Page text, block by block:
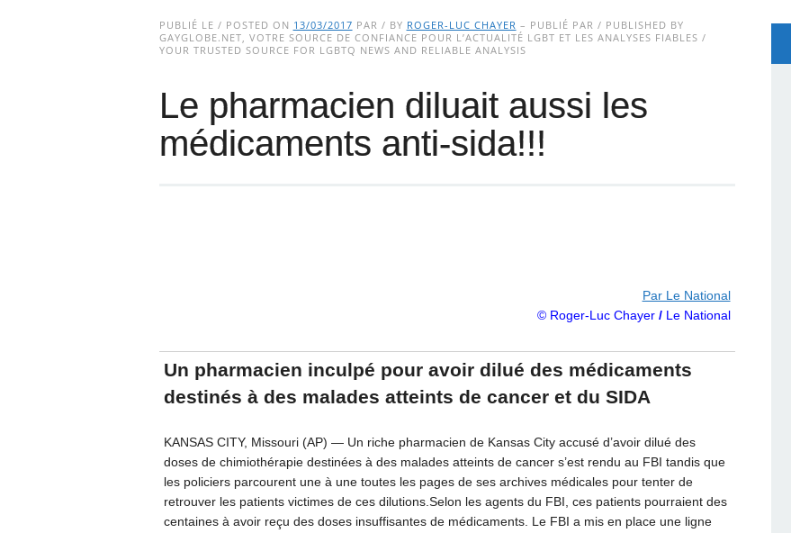
PUBLIÉ LE / POSTED ON 13/03/2017 PAR / BY ROGER-LUC CHAYER – PUBLIÉ PAR / PUBLISHED BY
GAYGLOBE.NET, VOTRE SOURCE DE CONFIANCE POUR L’ACTUALITÉ LGBT ET LES ANALYSES FIABLES /
YOUR TRUSTED SOURCE FOR LGBTQ NEWS AND RELIABLE ANALYSIS
Le pharmacien diluait aussi les
médicaments anti-sida!!!
Par Le National
© Roger-Luc Chayer/Le National
Un pharmacien inculpé pour avoir dilué des médicaments
destinés à des malades atteints de cancer et du SIDA
KANSAS CITY, Missouri (AP) — Un riche pharmacien de Kansas City accusé d’avoir dilué des
doses de chimiothérapie destinées à des malades atteints de cancer s’est rendu au FBI tandis que
les policiers parcourent une à une toutes les pages de ses archives médicales pour tenter de
retrouver les patients victimes de ces dilutions.Selon les agents du FBI, ces patients pourraient des
centaines à avoir reçu des doses insuffisantes de médicaments. Le FBI a mis en place une ligne